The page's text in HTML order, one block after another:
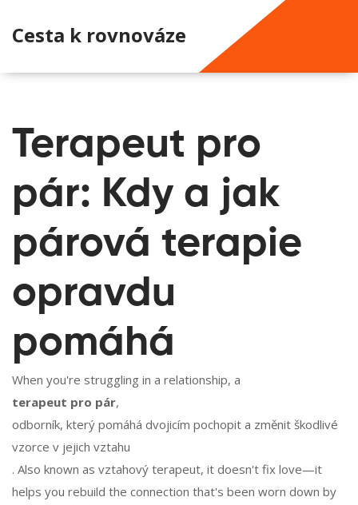
Cesta k rovnováze
Terapeut pro
pár: Kdy a jak
párová terapie
opravdu
pomáhá
When you're struggling in a relationship, a
terapeut pro pár,
odborník, který pomáhá dvojicím pochopit a změnit škodlivé
vzorce v jejich vztahu
. Also known as vztahový terapeut, it doesn't fix love—it
helps you rebuild the connection that's been worn down by